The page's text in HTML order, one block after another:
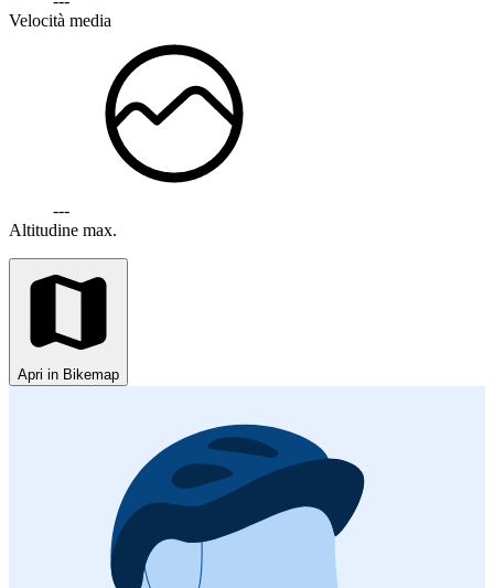
Velocità media
---
Altitudine max.
Apri in Bikemap